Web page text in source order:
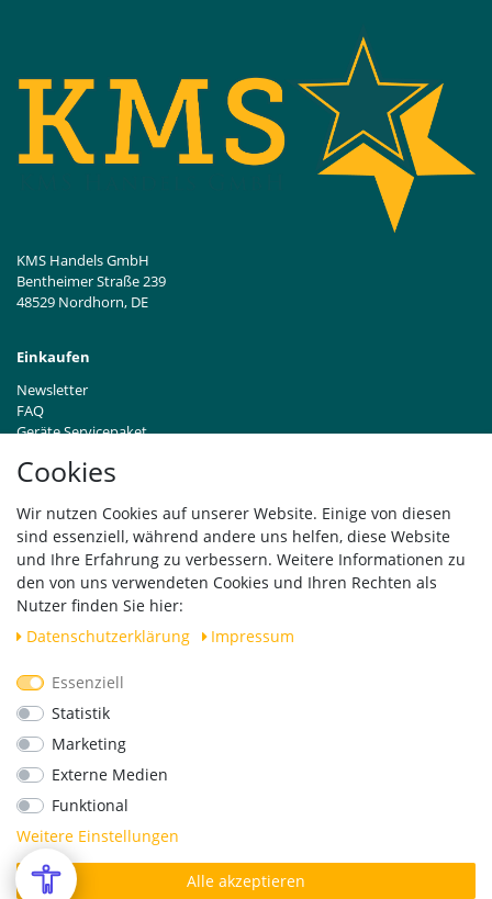
Cookies
Wir nutzen Cookies auf unserer Website. Einige von diesen
sind essenziell, während andere uns helfen, diese Website
und Ihre Erfahrung zu verbessern. Weitere Informationen zu
den von uns verwendeten Cookies und Ihren Rechten als
Nutzer finden Sie hier:
Daten­schutz­erklärung
Impressum
Essenziell
Statistik
Marketing
Externe Medien
Funktional
Weitere Einstellungen
Alle akzeptieren
KMS Handels GmbH
Bentheimer Straße 239
48529 Nordhorn, DE
Einkaufen
Newsletter
FAQ
Geräte Servicepaket
Händleranfragen B2B
Widerrufsrecht
Vertrag widerrufen
Versand
Geprüfte Sicherheit
*Alle Preise verstehen sich inkl. MwSt. zzgl. Versandkosten.